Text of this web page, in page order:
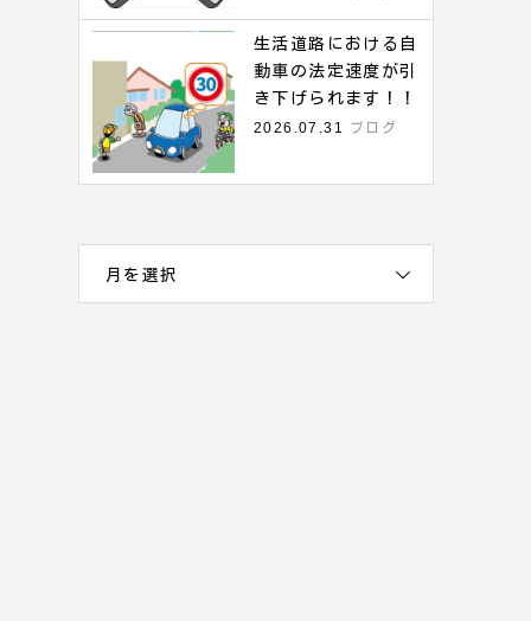
生活道路における自
動車の法定速度が引
き下げられます！！
2026.07.31
ブログ
月を選択